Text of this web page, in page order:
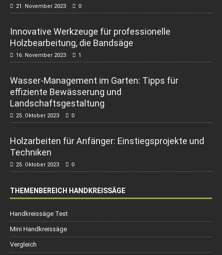
21. November 2023 0
Innovative Werkzeuge für professionelle
Holzbearbeitung, die Bandsäge
16. November 2023 1
Wasser-Management im Garten: Tipps für
effiziente Bewässerung und
Landschaftsgestaltung
25. Oktober 2023 0
Holzarbeiten für Anfänger: Einstiegsprojekte und
Techniken
25. Oktober 2023 0
THEMENBEREICH HANDKREISSÄGE
Handkreissäge Test
Mini Handkreissäge
Vergleich